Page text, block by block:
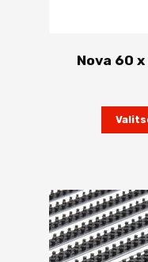
Nova 60